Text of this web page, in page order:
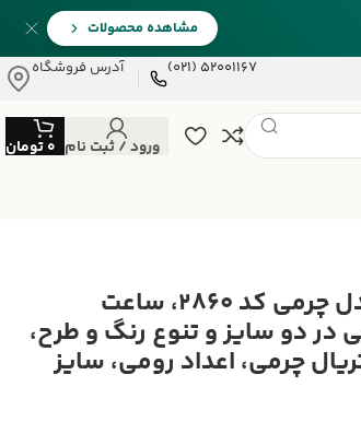
مشاهده محصولات
52001167 (021)
آدرس فروشگاه
ورود / ثبت نام 0تومان
ساعت دیواری مدل چرمی کد 2860، ساعت
در دو سایز و تنوع رنگ و طرح،
چرمی، اعداد رومی، سایز